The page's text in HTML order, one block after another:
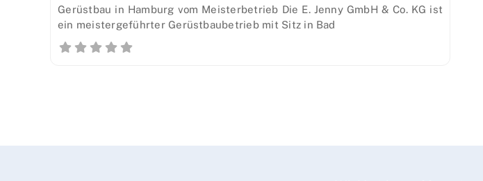
Gerüstbau in Hamburg vom Meisterbetrieb Die E. Jenny GmbH & Co. KG ist
ein meistergeführter Gerüstbaubetrieb mit Sitz in Bad